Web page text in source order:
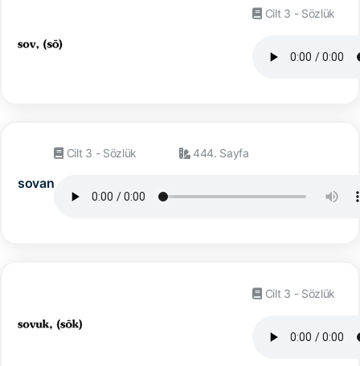
Cilt 3 - Sözlük
sovan
Cilt 3 - Sözlük 444. Sayfa
Cilt 3 - Sözlük